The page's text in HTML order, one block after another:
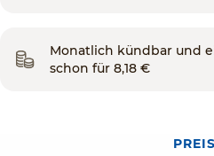
Monatlich kündbar und
schon für 8,18 €